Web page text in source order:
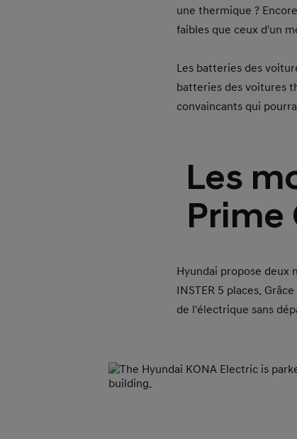
une thermique ?
faibles que ceux d'un
Les batteries des
batteries des voitures
convaincants qui
Les
Prime
Hyundai propose deux
INSTER 5 places.
de l'électrique sans